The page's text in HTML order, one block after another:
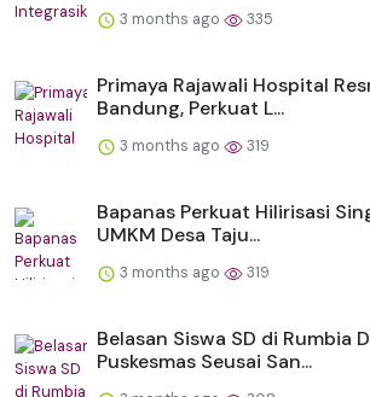
3 months ago 335
Primaya Rajawali Hospital
Bandung, Perkuat L...
3 months ago 319
Bapanas Perkuat Hilirisasi
UMKM Desa Taju...
3 months ago 319
Belasan Siswa SD di Rumbia
Puskesmas Seusai San...